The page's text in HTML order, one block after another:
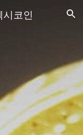
Skip to navigation
시코인